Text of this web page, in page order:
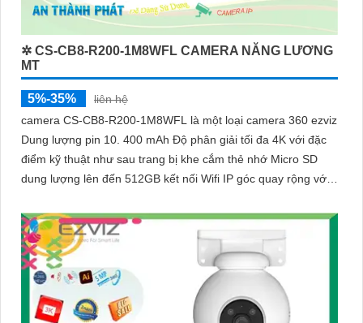
✲ CS-CB8-R200-1M8WFL CAMERA NĂNG LƯƠNG
MT
5%-35%
liên hệ
camera CS-CB8-R200-1M8WFL là một loại camera 360 ezviz
Dung lượng pin 10. 400 mAh Độ phân giải tối đa 4K với đặc
điểm kỹ thuật như sau trang bị khe cắm thẻ nhớ Micro SD
dung lượng lên đến 512GB kết nối Wifi IP góc quay rộng với